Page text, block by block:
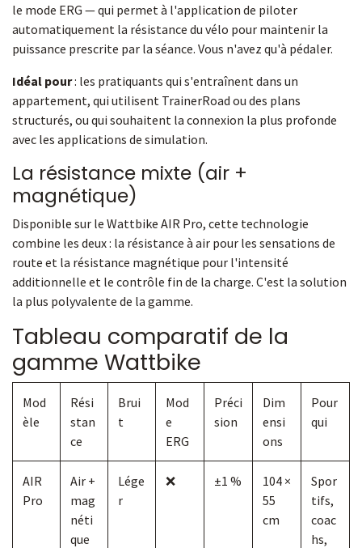
le mode ERG — qui permet à l'application de piloter
automatiquement la résistance du vélo pour maintenir la
puissance prescrite par la séance. Vous n'avez qu'à pédaler.
Idéal pour: les pratiquants qui s'entraînent dans un
appartement, qui utilisent TrainerRoad ou des plans
structurés, ou qui souhaitent la connexion la plus profonde
avec les applications de simulation.
La résistance mixte (air +
magnétique)
Disponible sur le Wattbike AIR Pro, cette technologie
combine les deux : la résistance à air pour les sensations de
route et la résistance magnétique pour l'intensité
additionnelle et le contrôle fin de la charge. C'est la solution
la plus polyvalente de la gamme.
Tableau comparatif de la
gamme Wattbike
Mod
èle
Rési
stan
ce
Brui
t
Mod
e
ERG
Préci
sion
Dim
ensi
ons
Pour
qui
AIR
Pro
Air +
mag
néti
que
Lége
r
❌ ±1 %
104 ×
55
cm
Spor
tifs,
coac
hs,